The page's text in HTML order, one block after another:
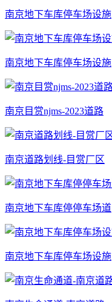
南京地下车库停车场设施
南京地下车库停车场设施
南京目赏njms-2023道路
南京道路划线-目赏厂区
南京地下车库停停车场道
南京地下车库停车场设施